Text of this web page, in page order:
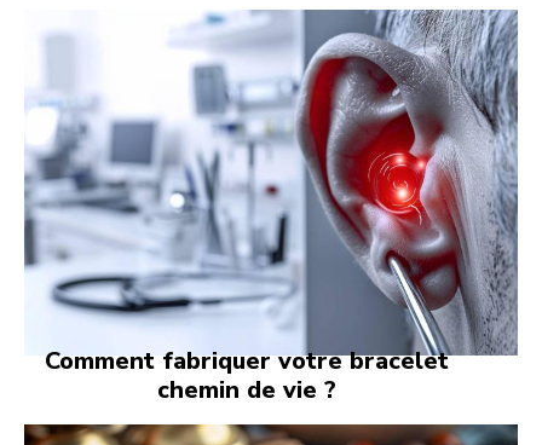
Comment fabriquer votre bracelet
chemin de vie ?